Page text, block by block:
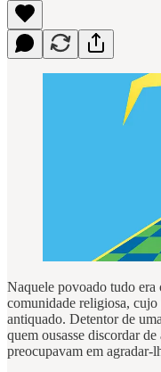
Naquele povoado tudo era
comunidade religiosa, cujo
antiquado. Detentor de
quem ousasse discordar
preocupavam em agradar-